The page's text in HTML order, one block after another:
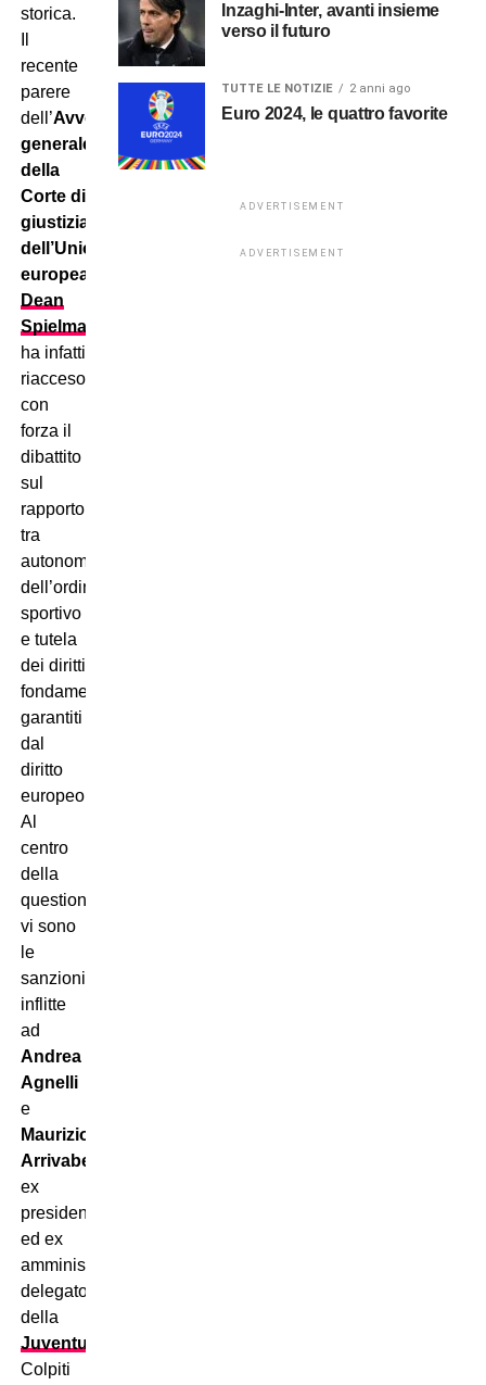
storica.
recente
parere
dell’Avvocato
generale
della
Corte di
giustizia
dell’Unione
europea
Dean
Spielmann
ha infatti
riacceso
con
forza il
dibattito
sul
rapporto
tra
autonomia
dell’ordinamento
sportivo
e tutela
dei diritti
fondamentali
garantiti
dal
diritto
europeo.
Al
centro
della
questione
vi sono
le
sanzioni
inflitte
ad
Andrea
Agnelli
e
Maurizio
Arrivabene
ex
presidente
ed ex
amministratore
delegato
della
Juventus
Colpiti
Inzaghi-Inter, avanti insieme
verso il futuro
TUTTE LE NOTIZIE 2 anni ago
Euro 2024, le quattro favorite
ADVERTISEMENT
ADVERTISEMENT